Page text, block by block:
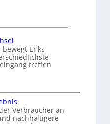
Eriks
treffen
Verbraucher an
nachhaltigere